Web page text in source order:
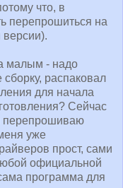
что, в
перепрошиться на
малым - надо
распаковал
для начала
Сейчас
перепрошиваю
уже
прост, сами
официальной
программа для